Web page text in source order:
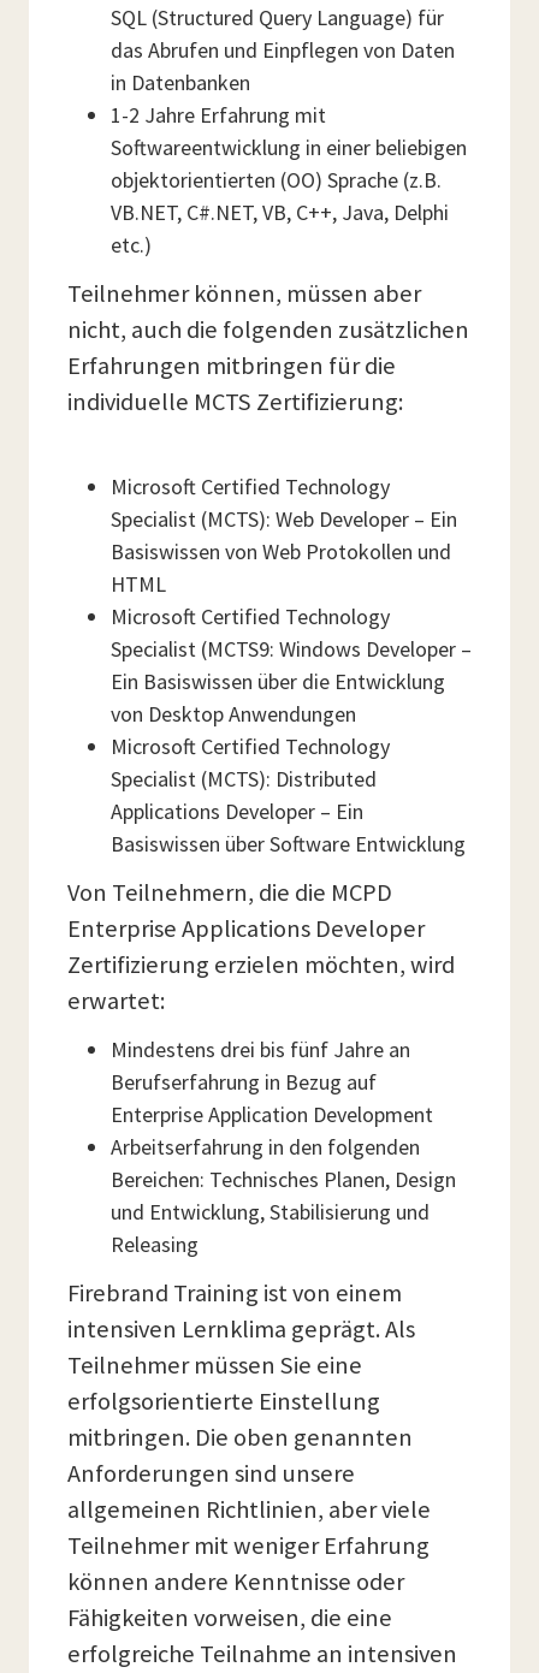
SQL (Structured Query Language) für
das Abrufen und Einpflegen von Daten
in Datenbanken
1-2 Jahre Erfahrung mit
Softwareentwicklung in einer beliebigen
objektorientierten (OO) Sprache (z.B.
VB.NET, C#.NET, VB, C++, Java, Delphi
etc.)
Teilnehmer können, müssen aber
nicht, auch die folgenden zusätzlichen
Erfahrungen mitbringen für die
individuelle MCTS Zertifizierung:
Microsoft Certified Technology
Specialist (MCTS): Web Developer – Ein
Basiswissen von Web Protokollen und
HTML
Microsoft Certified Technology
Specialist (MCTS9: Windows Developer –
Ein Basiswissen über die Entwicklung
von Desktop Anwendungen
Microsoft Certified Technology
Specialist (MCTS): Distributed
Applications Developer – Ein
Basiswissen über Software Entwicklung
Von Teilnehmern, die die MCPD
Enterprise Applications Developer
Zertifizierung erzielen möchten, wird
erwartet:
Mindestens drei bis fünf Jahre an
Berufserfahrung in Bezug auf
Enterprise Application Development
Arbeitserfahrung in den folgenden
Bereichen: Technisches Planen, Design
und Entwicklung, Stabilisierung und
Releasing
Firebrand Training ist von einem
intensiven Lernklima geprägt. Als
Teilnehmer müssen Sie eine
erfolgsorientierte Einstellung
mitbringen. Die oben genannten
Anforderungen sind unsere
allgemeinen Richtlinien, aber viele
Teilnehmer mit weniger Erfahrung
können andere Kenntnisse oder
Fähigkeiten vorweisen, die eine
erfolgreiche Teilnahme an intensiven